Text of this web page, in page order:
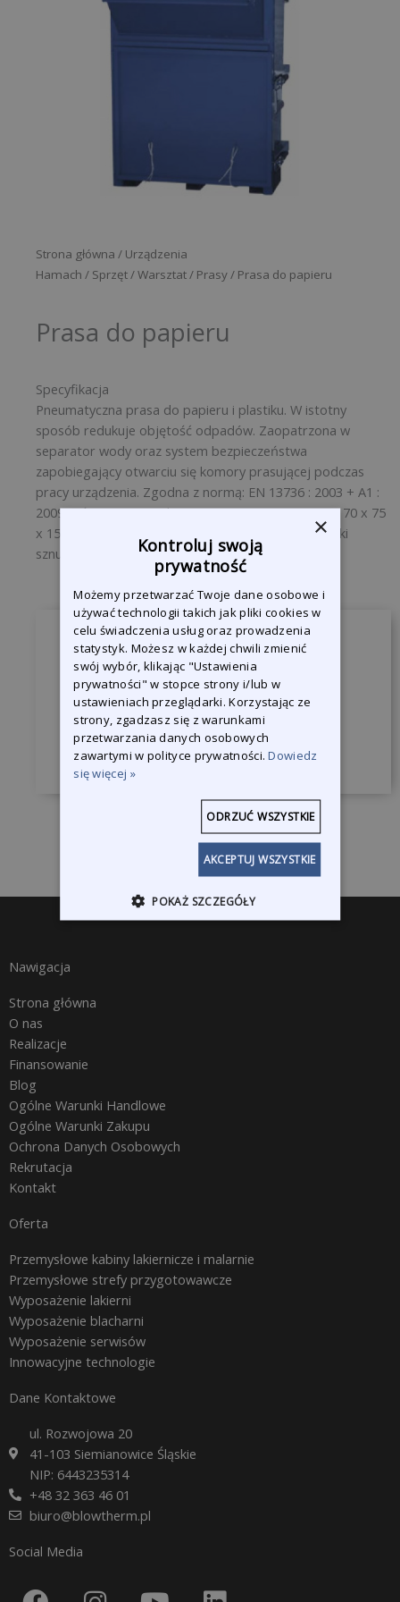
Strona główna / Urządzenia
Hamach / Sprzęt/Warsztat/ Prasy/ Prasa do papieru
Prasa do papieru
Specyfikacja
Pneumatyczna prasa do papieru i plastiku. W istotny
sposób redukuje objętość odpadów. Zaopatrzona w
separator wody oraz system bezpieczeństwa
zapobiegający otwarciu się komory prasującej podczas
pracy urządzenia. Zgodna z normą: EN 13736 : 2003 + A1 :
2009. Ciśnienie: 8 – 10 bar (115 – 145 PSI). Wymiary: 70 x 75
x 152 cm. Gotowa do podłączenia: w zestawie 2 rolki
sznurka (art. nr 7010).
Zapytaj o produkt
Jesteśmy do Państwa dyspozycji, żeby
odpowiedzieć na wszystkie pytania.
Skontaktuj się z nami
Nawigacja
Strona główna
O nas
Realizacje
Finansowanie
Blog
Ogólne Warunki Handlowe
Ogólne Warunki Zakupu
Ochrona Danych Osobowych
Rekrutacja
Kontakt
Oferta
Przemysłowe kabiny lakiernicze i malarnie
Przemysłowe strefy przygotowawcze
Wyposażenie lakierni
Wyposażenie blacharni
Wyposażenie serwisów
Innowacyjne technologie
Dane Kontaktowe
ul. Rozwojowa 20
41-103 Siemianowice Śląskie
NIP: 6443235314
+48 32 363 46 01
biuro@blowtherm.pl
Social Media
F I Y L
×
Kontroluj swoją
prywatność
Możemy przetwarzać Twoje dane osobowe i
używać technologii takich jak pliki cookies w
celu świadczenia usług oraz prowadzenia
statystyk. Możesz w każdej chwili zmienić
swój wybór, klikając "Ustawienia
prywatności" w stopce strony i/lub w
ustawieniach przeglądarki. Korzystając ze
strony, zgadzasz się z warunkami
przetwarzania danych osobowych
zawartymi w polityce prywatności.Dowiedz
się więcej »
AKCEPTUJ WSZYSTKIE
ODRZUĆ WSZYSTKIE
POKAŻ SZCZEGÓŁY